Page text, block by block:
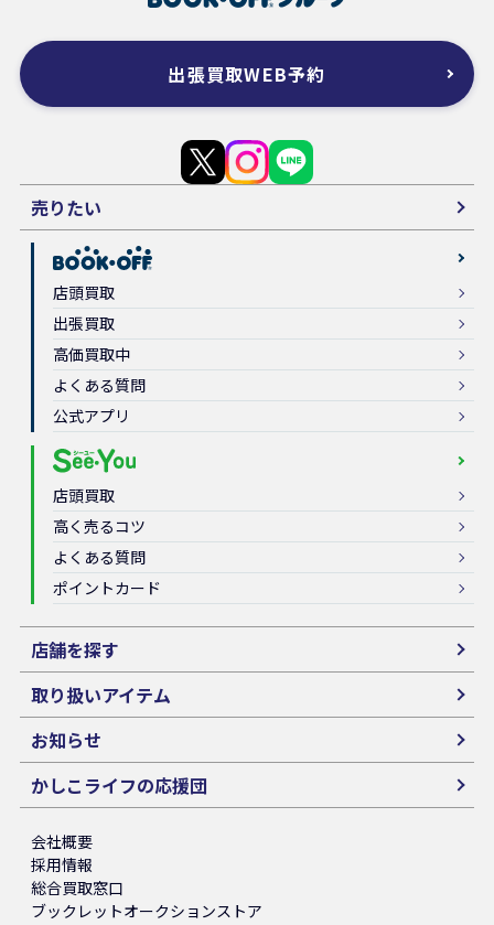
出張買取WEB予約
売りたい
店頭買取
出張買取
高価買取中
よくある質問
公式アプリ
店頭買取
高く売るコツ
よくある質問
ポイントカード
店舗を探す
取り扱いアイテム
お知らせ
かしこライフの応援団
会社概要
採用情報
総合買取窓口
ブックレットオークションストア